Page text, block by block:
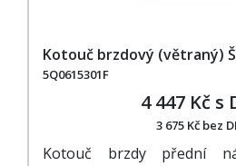
Kotouč brzdový (větraný)
5Q0615301F
4 447 Kč s
3 675 Kč bez
Kotouč brzdy přední